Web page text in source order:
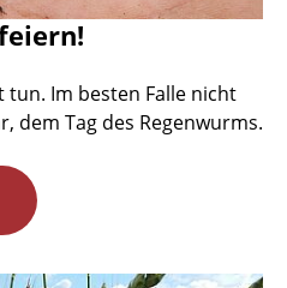
Im besten Falle nicht
dem Tag des Regenwurms.